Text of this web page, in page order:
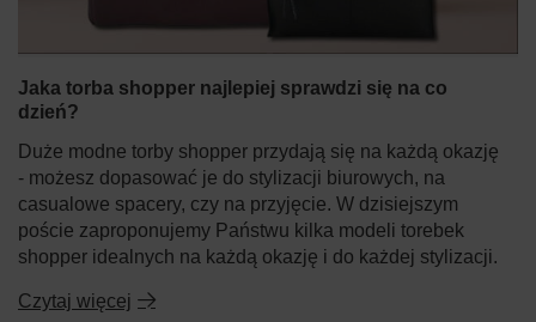
Jaka torba shopper najlepiej sprawdzi się na co
dzień?
Duże modne torby shopper przydają się na każdą okazję
- możesz dopasować je do stylizacji biurowych, na
casualowe spacery, czy na przyjęcie. W dzisiejszym
poście zaproponujemy Państwu kilka modeli torebek
shopper idealnych na każdą okazję i do każdej stylizacji.
Czytaj więcej